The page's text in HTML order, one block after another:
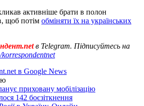
активніше брати в полон
щоб потім обміняти їх на українських
в Telegram. Підписуйтесь на
в Google News
приховану мобілізацію
142 боєзіткнення